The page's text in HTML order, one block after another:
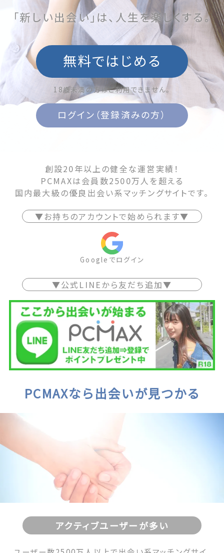
「新しい出会い」は、人生を楽しくする。
無料ではじめる
18歳未満の方はご利用できません。
ログイン（登録済みの方）
創設20年以上の健全な運営実績！
PCMAXは会員数2500万人を超える
国内最大級の優良出会い系マッチングサイトです。
▼お持ちのアカウントで始められます▼
Googleでログイン
▼公式LINEから友だち追加▼
PCMAXなら出会いが見つかる
アクティブユーザーが多い